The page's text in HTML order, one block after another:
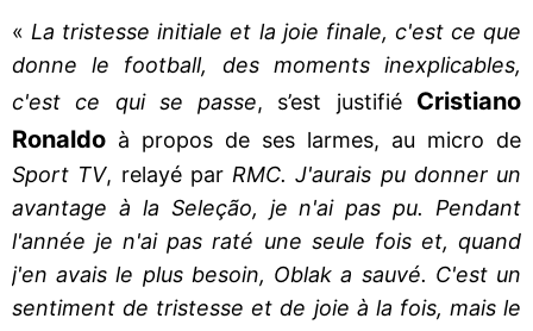
« La tristesse initiale et la joie finale, c'est ce que
donne le football, des moments inexplicables,
c'est ce qui se passe, s’est justifié Cristiano
Ronaldo à propos de ses larmes, au micro de
Sport TV, relayé par RMC. J'aurais pu donner un
avantage à la Seleção, je n'ai pas pu. Pendant
l'année je n'ai pas raté une seule fois et, quand
j'en avais le plus besoin, Oblak a sauvé. C'est un
sentiment de tristesse et de joie à la fois, mais le